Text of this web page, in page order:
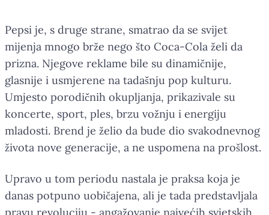
Pepsi je, s druge strane, smatrao da se svijet
mijenja mnogo brže nego što Coca-Cola želi da
prizna. Njegove reklame bile su dinamičnije,
glasnije i usmjerene na tadašnju pop kulturu.
Umjesto porodičnih okupljanja, prikazivale su
koncerte, sport, ples, brzu vožnju i energiju
mladosti. Brend je želio da bude dio svakodnevnog
života nove generacije, a ne uspomena na prošlost.
Upravo u tom periodu nastala je praksa koja je
danas potpuno uobičajena, ali je tada predstavljala
pravu revoluciju - angažovanje najvećih svjetskih